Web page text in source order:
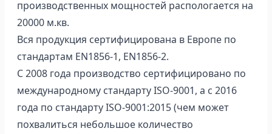
производственных мощностей распологается на
20000 м.кв.
Вся продукция сертифицирована в Европе по
стандартам EN1856-1, EN1856-2.
С 2008 года производство сертифицировано по
международному стандарту ISO-9001, а с 2016
года по стандарту ISO-9001:2015 (чем может
похвалиться небольшое количество